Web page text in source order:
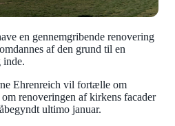
en gennemgribende renovering
af den grund til en
inde.
Ehrenreich vil fortælle om
renoveringen af kirkens facader
ultimo januar.